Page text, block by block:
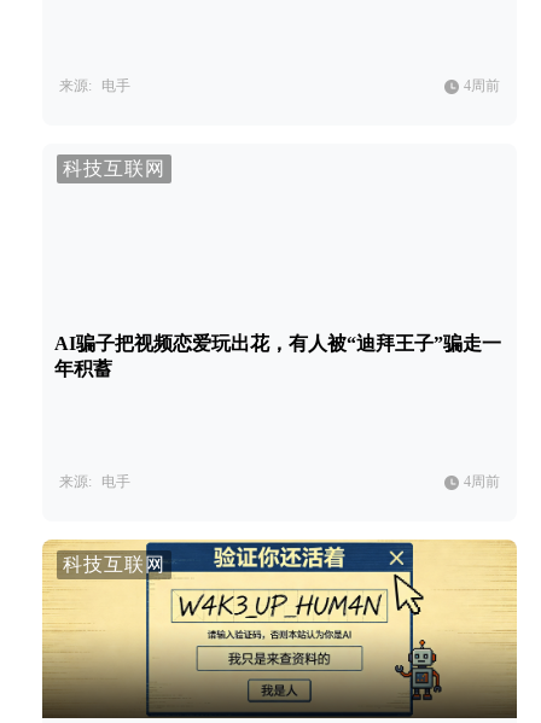
来源: 电手 4周前
科技互联网
AI骗子把视频恋爱玩出花，有人被“迪拜王子”骗走一
年积蓄
来源: 电手 4周前
科技互联网